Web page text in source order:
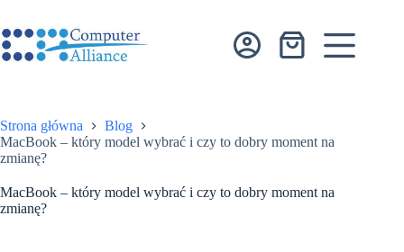
treści
Koszyk
Strona główna
Blog
MacBook – który model wybrać i czy to dobry moment na
zmianę?
MacBook – który model wybrać i czy to dobry moment na
zmianę?